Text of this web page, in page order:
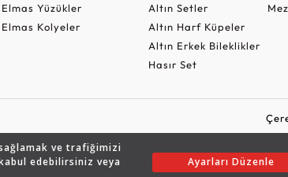
ve trafiğimizi
edebilirsiniz veya
Ayarları Düzenle
Elmas Yüzükler
Elmas Kolyeler
Altın Setler
Altın Harf Küpeler
Altın Erkek Bileklikler
Hasır Set